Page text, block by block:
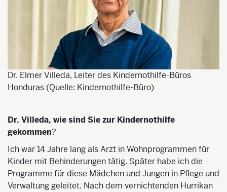
Dr. Elmer Villeda, Leiter des Kindernothilfe-Büros
Honduras (Quelle: Kindernothilfe-Büro)
Dr. Villeda, wie sind Sie zur Kindernothilfe
gekommen?
Ich war 14 Jahre lang als Arzt in Wohnprogrammen für
Kinder mit Behinderungen tätig. Später habe ich die
Programme für diese Mädchen und Jungen in Pflege und
Verwaltung geleitet. Nach dem vernichtenden Hurrikan